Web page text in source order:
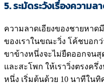
5. ระมัดระวังเรื่องความ
ความลาดเอียงของชายหาด
ของเราในขณะวิ่ง โค้ชบอกว่
ขาข้างหนึ่งจะไม่ยืดออกจนสุ
และสะโพก ให้เราวิ่งตรงค
หนึ่ง เริ่มต้นด้วย 10 นาทีในทิ